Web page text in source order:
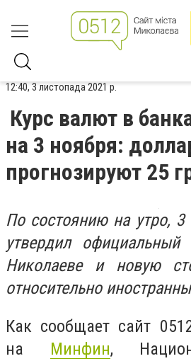
12:40, 3 листопада 2021 р.
Курс валют в
на 3 ноября:
прогнозируют 25
По состоянию на утро,
утвердил
Николаеве и новую
относительно
Как сообщает сайт
на Минфин,